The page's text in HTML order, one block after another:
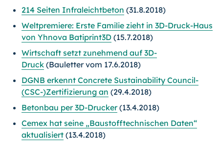
214 Seiten Infraleichtbeton (31.8.2018)
Weltpremiere: Erste Familie zieht in 3D-Druck-Haus
von Yhnova Batiprint3D (15.7.2018)
Wirtschaft setzt zunehmend auf 3D-
Druck (Bauletter vom 17.6.2018)
DGNB erkennt Concrete Sustainability Council-
(CSC-)Zer­ti­fi­zie­rung an (29.4.2018)
Betonbau per 3D-Drucker(13.4.2018)
Cemex hat seine „Baustofftechnischen Daten“
aktualisiert (13.4.2018)